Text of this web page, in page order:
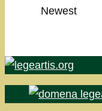
Newest